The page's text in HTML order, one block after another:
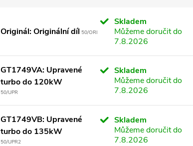
Originál: Originální díl 50/ORI
Skladem
Můžeme doručit do
7.8.2026
GT1749VA: Upravené
turbo do 120kW
50/UPR
Skladem
Můžeme doručit do
7.8.2026
GT1749VB: Upravené
turbo do 135kW
50/UPR2
Skladem
Můžeme doručit do
7.8.2026